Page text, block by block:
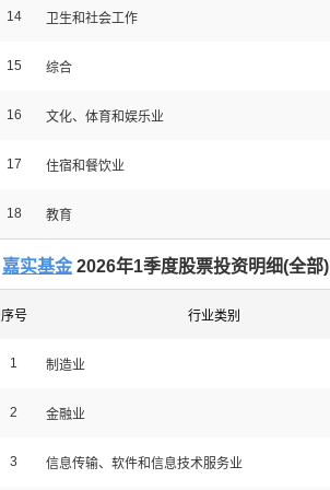
14 卫生和社会工作
15 综合
16 文化、体育和娱乐业
17 住宿和餐饮业
18 教育
嘉实基金 2026年1季度股票投资明细(全部)
序号 行业类别
1 制造业
2 金融业
3 信息传输、软件和信息技术服务业